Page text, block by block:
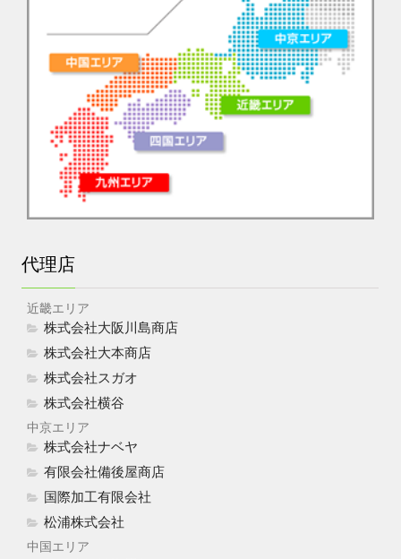
代理店
近畿エリア
株式会社大阪川島商店
株式会社大本商店
株式会社スガオ
株式会社横谷
中京エリア
株式会社ナベヤ
有限会社備後屋商店
国際加工有限会社
松浦株式会社
中国エリア